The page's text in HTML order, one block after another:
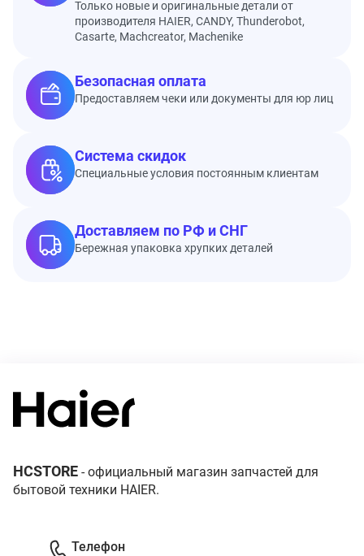
Только новые и оригинальные детали от
производителя HAIER, CANDY, Thunderobot,
Casarte, Machcreator, Machenike
Безопасная оплата
Предоставляем чеки или документы для юр лиц
Система скидок
Специальные условия постоянным клиентам
Доставляем по РФ и СНГ
Бережная упаковка хрупких деталей
HCSTORE - официальный магазин запчастей для
бытовой техники HAIER.
Телефон